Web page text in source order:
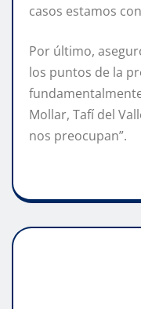
casos estamos
Por último,
los puntos de la
Mollar, Tafí del
nos preocupan”.